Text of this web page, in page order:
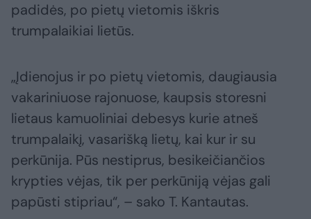
padidės, po pietų vietomis iškris
trumpalaikiai lietūs.
„Įdienojus ir po pietų vietomis, daugiausia
vakariniuose rajonuose, kaupsis storesni
lietaus kamuoliniai debesys kurie atneš
trumpalaikį, vasarišką lietų, kai kur ir su
perkūnija. Pūs nestiprus, besikeičiančios
krypties vėjas, tik per perkūniją vėjas gali
papūsti stipriau“, – sako T. Kantautas.